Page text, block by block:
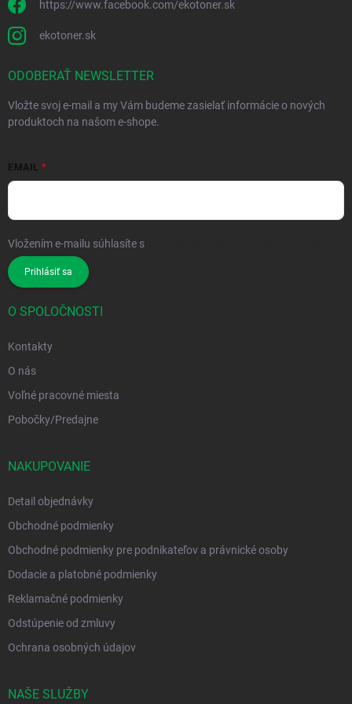
https://www.facebook.com/ekotoner.sk
ekotoner.sk
ODOBERAŤ NEWSLETTER
Vložte svoj e-mail a my Vám budeme zasielať informácie o nových
produktoch na našom e-shope.
EMAIL
Vložením e-mailu súhlasíte s
Prihlásiť sa
O SPOLOČNOSTI
Kontakty
O nás
Voľné pracovné miesta
Pobočky/Predajne
NAKUPOVANIE
Detail objednávky
Obchodné podmienky
Obchodné podmienky pre podnikateľov a právnické osoby
Dodacie a platobné podmienky
Reklamačné podmienky
Odstúpenie od zmluvy
Ochrana osobných údajov
NAŠE SLUŽBY